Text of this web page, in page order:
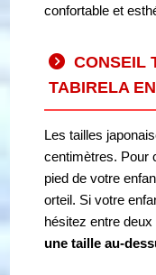
confortable et
CONSEIL
TABIRELA
Les tailles
centimètres. Pour
pied de votre
orteil. Si votre
hésitez entre
une taille au-